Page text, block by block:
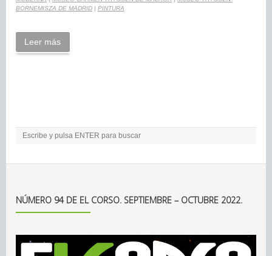
BORNEMISZA DE MADRID | PINTURA
Leer más
NÚMERO 94 DE EL CORSO. SEPTIEMBRE – OCTUBRE 2022.